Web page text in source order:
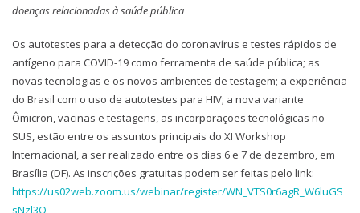
doenças relacionadas à saúde pública
Os autotestes para a detecção do coronavírus e testes rápidos de
antígeno para COVID-19 como ferramenta de saúde pública; as
novas tecnologias e os novos ambientes de testagem; a experiência
do Brasil com o uso de autotestes para HIV; a nova variante
Ômicron, vacinas e testagens, as incorporações tecnológicas no
SUS, estão entre os assuntos principais do XI Workshop
Internacional, a ser realizado entre os dias 6 e 7 de dezembro, em
Brasília (DF). As inscrições gratuitas podem ser feitas pelo link:
https://us02web.zoom.us/webinar/register/WN_VTS0r6agR_W6luGS